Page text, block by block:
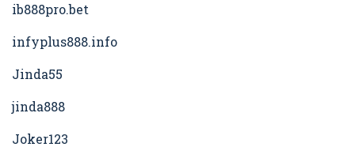
ib888pro.bet
infyplus888.info
Jinda55
jinda888
Joker123